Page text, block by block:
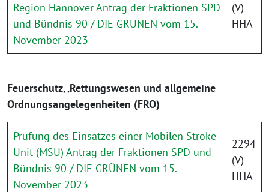
Region Hannover Antrag der Fraktionen SPD
und Bündnis 90 / DIE GRÜNEN vom 15.
November 2023
(V)
HHA
Feuerschutz, ‚Rettungswesen und allgemeine
Ordnungsangelegenheiten (FRO)
Prüfung des Einsatzes einer Mobilen Stroke
Unit (MSU) Antrag der Fraktionen SPD und
Bündnis 90 / DIE GRÜNEN vom 15.
November 2023
2294
(V)
HHA